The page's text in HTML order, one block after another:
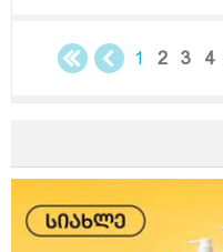
საღამოს სანთლის
დანიშნულება და
რიგში რაც არ
ზღვარზე ქონდა ისე
საყურადღებოა თორემ
1 2 3 4